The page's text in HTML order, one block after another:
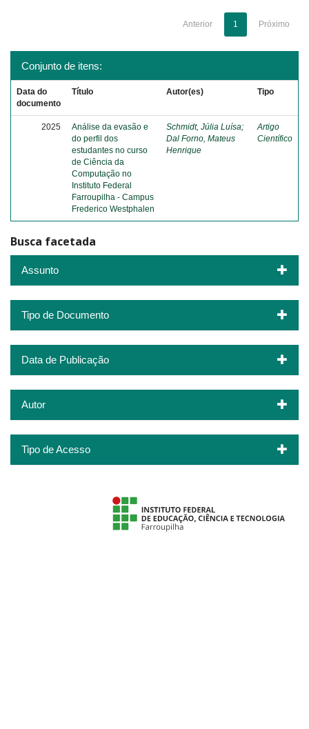
Anterior 1 Próximo
Conjunto de itens:
Data do
documento
Título Autor(es) Tipo
2025
Análise da evasão e
do perfil dos
estudantes no curso
de Ciência da
Computação no
Instituto Federal
Farroupilha - Campus
Frederico Westphalen
Schmidt, Júlia Luísa;
Dal Forno, Mateus
Henrique
Artigo
Científico
Busca facetada
Assunto
Tipo de Documento
Data de Publicação
Autor
Tipo de Acesso